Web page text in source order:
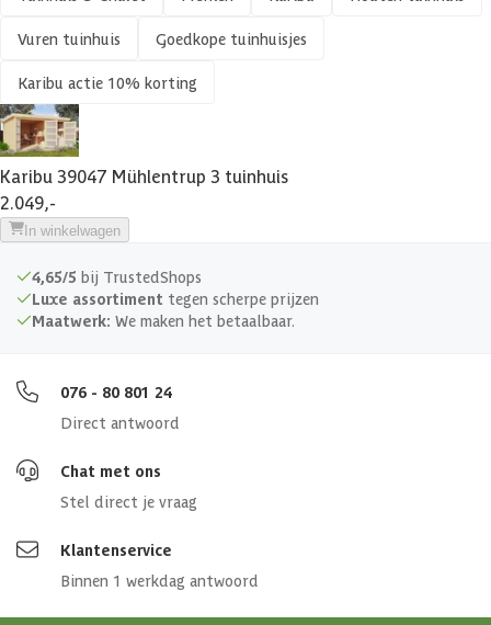
Veranda
Afmetingen deur
Glassoort
Soort dak
Breedte binnenmaat
Diepte binnenmaat
Hoogte binnenmaat
Dakdikte
Aantal deuren
Aantal ramen 0 st
Vuren tuinhuis Goedkope tuinhuisjes
Karibu actie 10% korting
Karibu 39047 Mühlentrup 3 tuinhuis
2.049,-
In winkelwagen
4,65/5 bij TrustedShops
Luxe assortiment tegen scherpe prijzen
Maatwerk: We maken het betaalbaar.
076 - 80 801 24
Direct antwoord
Chat met ons
Stel direct je vraag
Klantenservice
Binnen 1 werkdag antwoord